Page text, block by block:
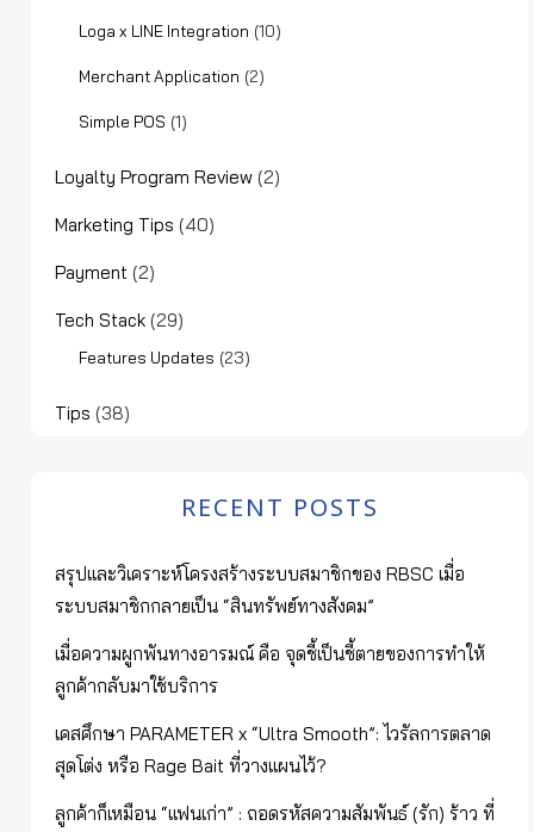
Loga x LINE Integration (10)
Merchant Application (2)
Simple POS (1)
Loyalty Program Review (2)
Marketing Tips (40)
Payment (2)
Tech Stack (29)
Features Updates (23)
Tips (38)
RECENT POSTS
สรุปและวิเคราะห์โครงสร้างระบบสมาชิกของ RBSC เมื่อ
ระบบสมาชิกกลายเป็น “สินทรัพย์ทางสังคม”
เมื่อความผูกพันทางอารมณ์ คือ จุดชี้เป็นชี้ตายของการทำให้
ลูกค้ากลับมาใช้บริการ
เคสศึกษา PARAMETER x “Ultra Smooth”: ไวรัลการตลาด
สุดโต่ง หรือ Rage Bait ที่วางแผนไว้?
ลูกค้าก็เหมือน “แฟนเก่า” : ถอดรหัสความสัมพันธ์ (รัก) ร้าว ที่